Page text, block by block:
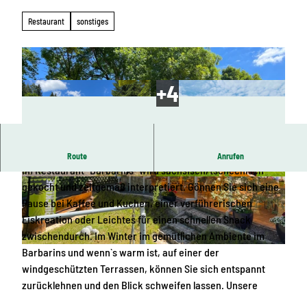
Restaurant sonstiges
© Berghotel Talblick / Iris Gläser , Erlebnisheimat Erzgebirge | CC-BY-ND
© Iris Gläser, Berghotel Talblick, Erlebnisheimat
Erzgebirge
© Tourismusverband Erzgebirge e.V. , Erlebnish
eimat Erzgebirge |CC-BY-ND
Route Anrufen
Restaurant im Berghotel Talblick
Im Restaurant "Barbarins" wird sächsisch/tschechisch
gekocht und zeitgemäß interpretiert. Gönnen Sie sich eine
Pause bei Kaffee und Kuchen, einer verführerischen
Eiskreation oder Leichtes für einen schnellen Snack
zwischendurch. Im Winter im gemütlichen Ambiente im
Barbarins und wenn`s warm ist, auf einer der
windgeschützten Terrassen, können Sie sich entspannt
zurücklehnen und den Blick schweifen lassen. Unsere